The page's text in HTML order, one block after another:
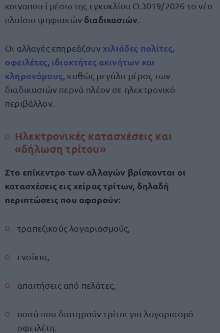
κοινοποιεί μέσω της εγκυκλίου Ο.3019/2026 το νέο
πλαίσιο ψηφιακών διαδικασιών
Οι αλλαγές επηρεάζουν χιλιάδες πολίτες,
οφειλέτες, ιδιοκτήτες ακινήτων και
κληρονόμους, καθώς μεγάλο μέρος των
διαδικασιών περνά πλέον σε ηλεκτρονικό
περιβάλλον.
Ηλεκτρονικές κατασχέσεις και
«δήλωση τρίτου»
Στο επίκεντρο των αλλαγών βρίσκονται οι
κατασχέσεις εις χείρας τρίτων, δηλαδή
περιπτώσεις που αφορούν:
τραπεζικούς λογαριασμούς,
ενοίκια,
απαιτήσεις από πελάτες,
ποσά που διατηρούν τρίτοι για λογαριασμό
οφειλέτη.